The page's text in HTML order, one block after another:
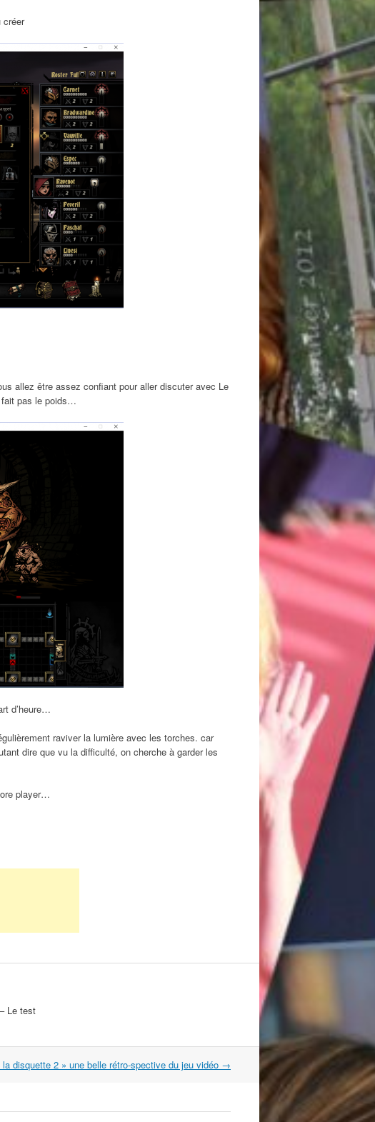
créer
allez être assez confiant pour aller discuter avec Le
fait pas le poids…
d’heure…
raviver la lumière avec les torches. car
dire que vu la difficulté, on cherche à garder les
player…
Le test
disquette 2 » une belle rétro-spective du jeu vidéo →